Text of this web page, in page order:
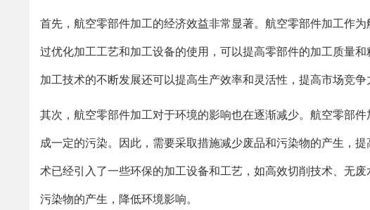
首先，航空零部件加工的经济效益非常显著。航空零部件加工作
过优化加工工艺和加工设备的使用，可以提高零部件的加工质量
加工技术的不断发展还可以提高生产效率和灵活性，提高市场竞争
其次，航空零部件加工对于环境的影响也在逐渐减少。航空零部
成一定的污染。因此，需要采取措施减少废品和污染物的产生，
术已经引入了一些环保的加工设备和工艺，如高效切削技术、无
污染物的产生，降低环境影响。